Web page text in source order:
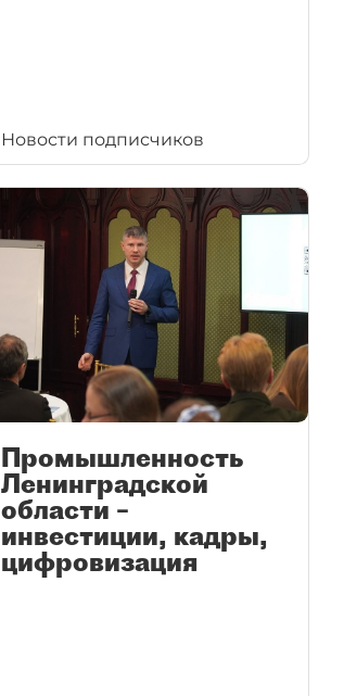
Новости подписчиков
Промышленность
Ленинградской
области –
инвестиции, кадры,
цифровизация